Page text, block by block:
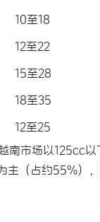
10至18
12至22
15至28
18至35
12至25
南市场以125cc以
（占约55%）